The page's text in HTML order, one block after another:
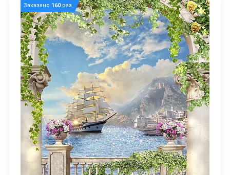
Заказано 160раз